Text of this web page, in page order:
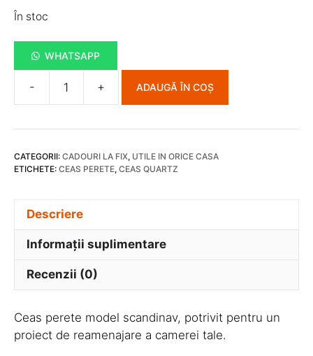
În stoc
WHATSAPP
-
Cantitate
De
MEUSE
+ ADAUGĂ ÎN COȘ
CATEGORII: CADOURI LA FIX, UTILE IN ORICE CASA
ETICHETE: CEAS PERETE, CEAS QUARTZ
Descriere
Informații suplimentare
Recenzii (0)
Ceas perete model scandinav, potrivit pentru un
proiect de reamenajare a camerei tale.